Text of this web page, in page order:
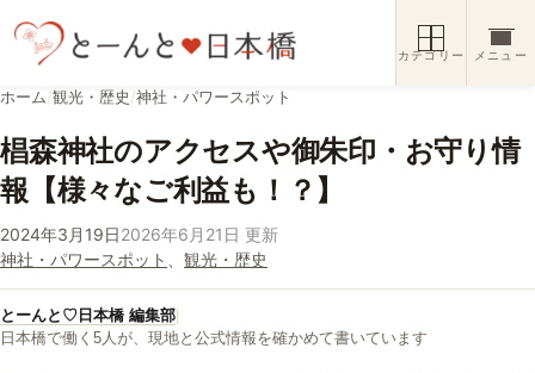
カテゴリー メニュー
ホーム/観光・歴史 /神社・パワースポット
椙森神社のアクセスや御朱印・お守り情
報【様々なご利益も！？】
2024年3月19日2026年6月21日 更新
神社・パワースポット
観光・歴史
とーんと♡日本橋 編集部
日本橋で働く5人が、現地と公式情報を確かめて書いています